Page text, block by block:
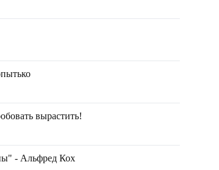
вырастить!
- Альфред Кох